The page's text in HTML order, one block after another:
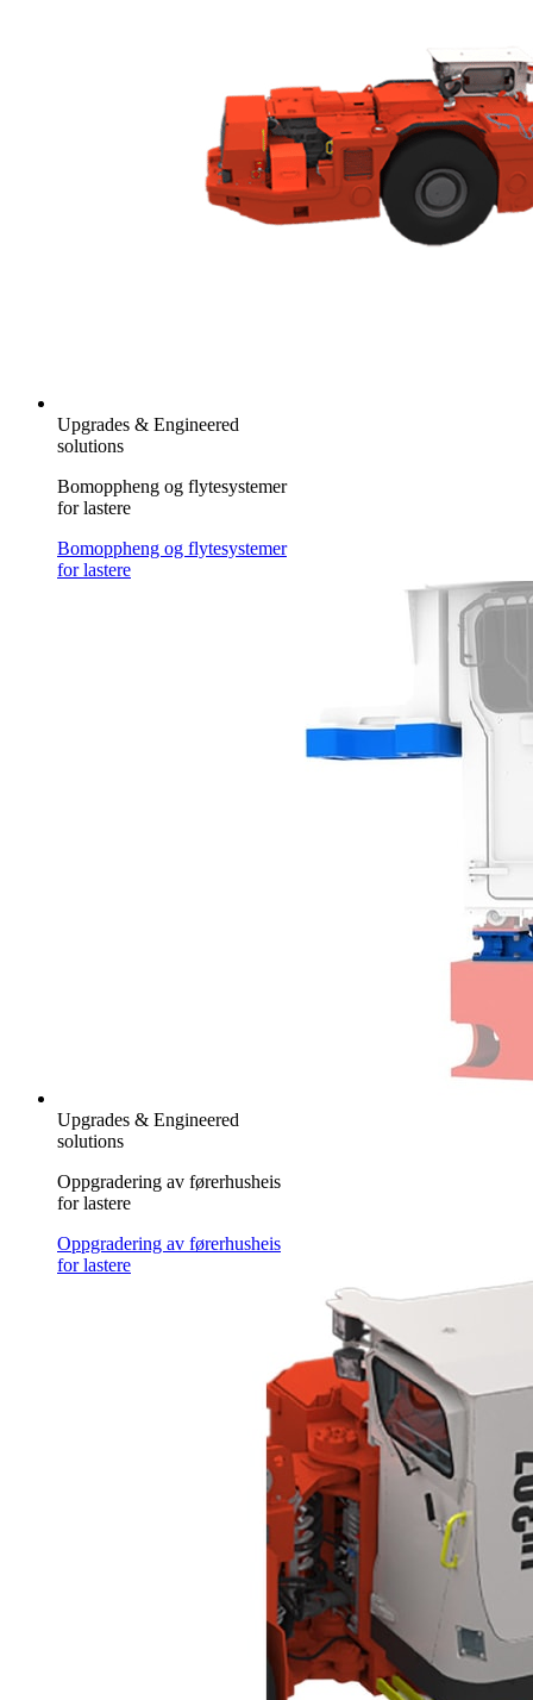
Upgrades & Engineered
solutions
Bomoppheng og flytesystemer
for lastere
Bomoppheng og flytesystemer
for lastere
Upgrades & Engineered
solutions
Oppgradering av førerhusheis
for lastere
Oppgradering av førerhusheis
for lastere